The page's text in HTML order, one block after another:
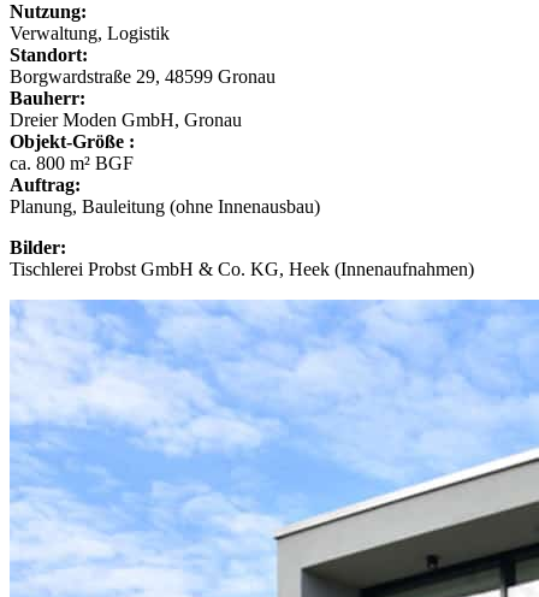
Nutzung:
Verwaltung, Logistik
Standort:
Borgwardstraße 29, 48599 Gronau
Bauherr:
Dreier Moden GmbH, Gronau
Objekt-Größe :
ca. 800 m² BGF
Auftrag:
Planung, Bauleitung (ohne Innenausbau)
Bilder:
Tischlerei Probst GmbH & Co. KG, Heek (Innenaufnahmen)